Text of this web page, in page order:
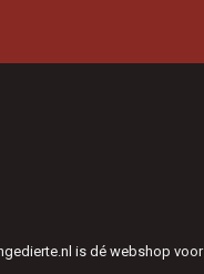
is dé webshop voor